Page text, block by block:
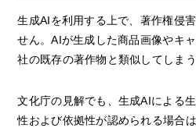
生成AIを利用する上で、著作権侵
せん。AIが生成した商品画像やキ
社の既存の著作物と類似してしま
文化庁の見解でも、生成AIによる
性および依拠性が認められる場合